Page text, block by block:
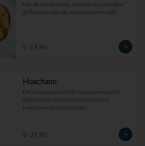
Mix de queso edam, mozzarella y cheddar
grillados en pan de masa madre molde.
S/ 19.90
Huachano
Delicioso sándwich de huevos revueltos
saltados con la tradicional salchicha
huachana  en pan francés.
S/ 21.90